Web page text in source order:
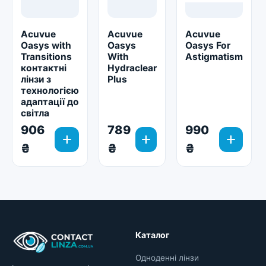
Acuvue
Oasys with
Transitions
контактні
лінзи з
технологією
адаптації до
світла
906
₴
add
Acuvue
Oasys
With
Hydraclear
Plus
789
₴
add
Acuvue
Oasys For
Astigmatism
990
₴
add
Каталог
Одноденні лінзи